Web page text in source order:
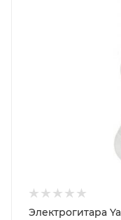
Электрогитара